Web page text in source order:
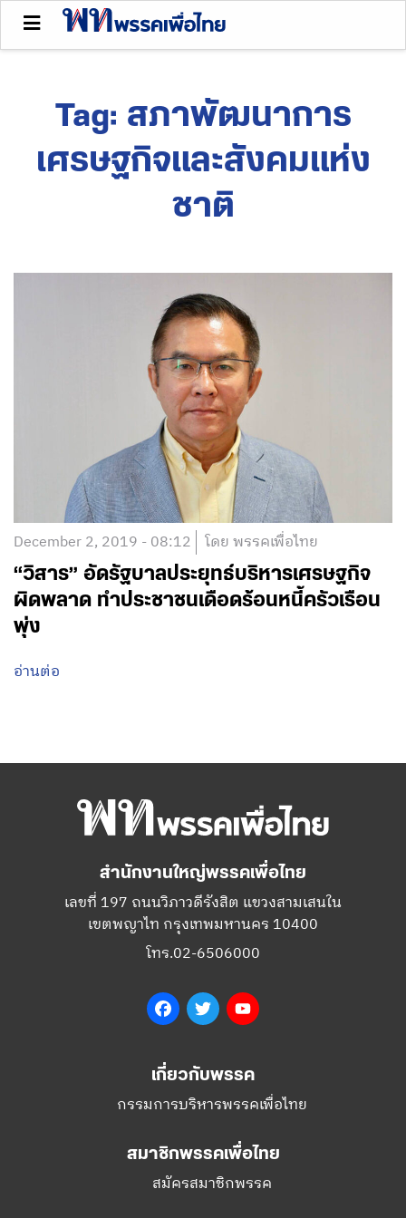
Tag: สภาพัฒนาการ
เศรษฐกิจและสังคมแห่ง
ชาติ
December 2, 2019 - 08:12 โดย พรรคเพื่อไทย
“วิสาร” อัดรัฐบาลประยุทธ์บริหารเศรษฐกิจ
ผิดพลาด ทำประชาชนเดือดร้อนหนี้ครัวเรือน
พุ่ง
อ่านต่อ
สำนักงานใหญ่พรรคเพื่อไทย
เลขที่ 197 ถนนวิภาวดีรังสิต แขวงสามเสนใน
เขตพญาไท กรุงเทพมหานคร 10400
โทร.02-6506000
FacebookTwitter
เกี่ยวกับพรรค
กรรมการบริหารพรรคเพื่อไทย
สมาชิกพรรคเพื่อไทย
สมัครสมาชิกพรรค